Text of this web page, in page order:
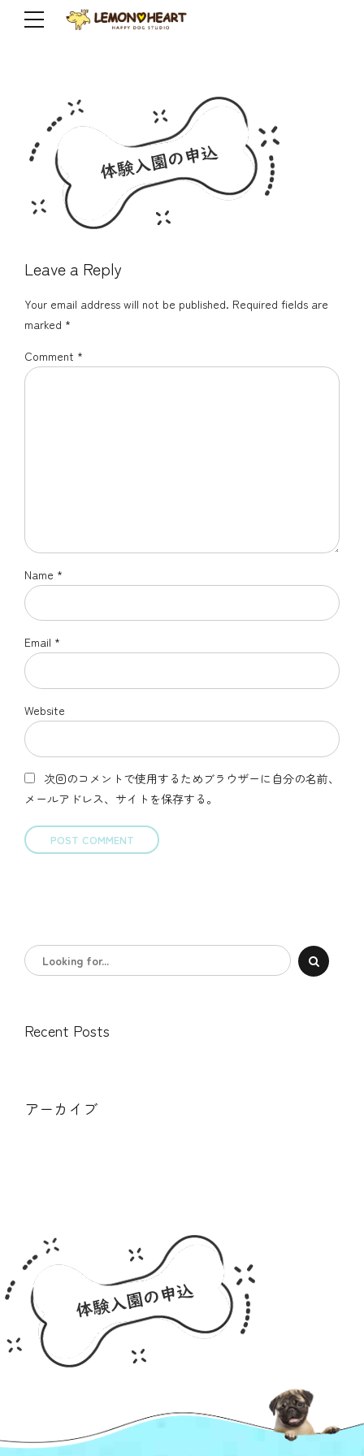
Leave a Reply
Your email address will not be published. Required fields are
marked *
Comment *
Name *
Email *
Website
次回のコメントで使用するためブラウザーに自分の名前、
メールアドレス、サイトを保存する。
POST COMMENT
Recent Posts
アーカイブ